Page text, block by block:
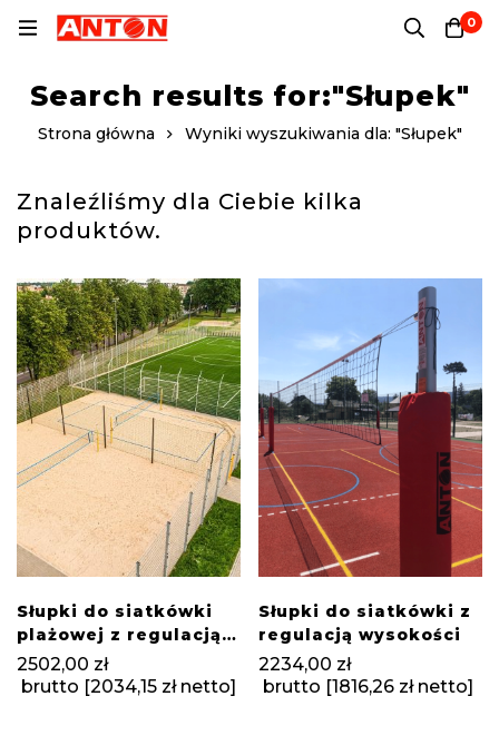
0
Search results for:"Słupek"
Strona główna Wyniki wyszukiwania dla: "Słupek"
Znaleźliśmy dla Ciebie kilka
produktów.
Słupki do siatkówki
plażowej z regulacją
wysokości
2502,00 zł
brutto [2034,15 złnetto]
Słupki do siatkówki z
regulacją wysokości
2234,00 zł
brutto [1816,26 złnetto]